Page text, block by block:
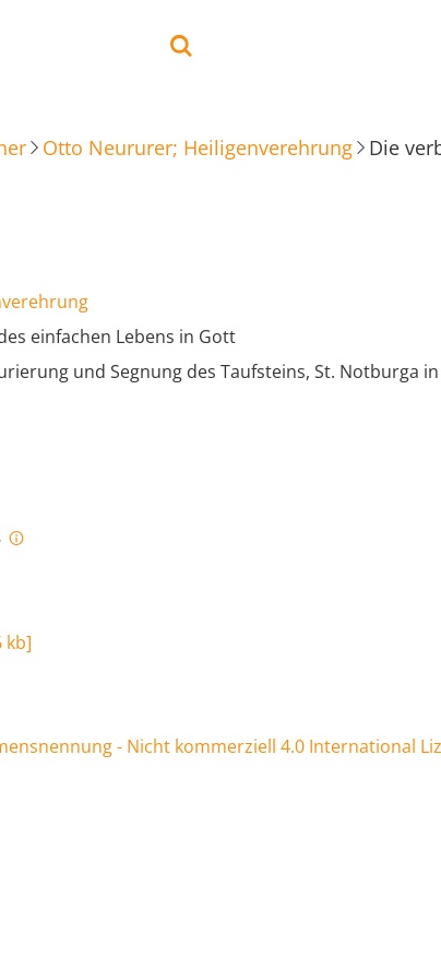
Otto Neururer; Heiligenverehrung Die
einfachen Lebens in Gott
und Segnung des Taufsteins, St. Notburga
kb]
- Nicht kommerziell 4.0 International